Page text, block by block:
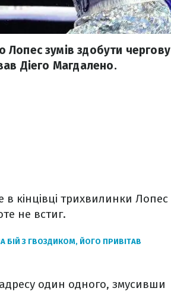
зумів здобути чергову
Діего Магдалено.
кінцівці трихвилинки Лопес
не встиг.
БІЙ З ГВОЗДИКОМ, ЙОГО ПРИВІТАВ
один одного, змусивши